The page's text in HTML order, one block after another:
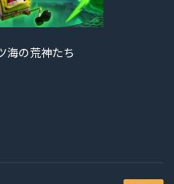
海の荒神たち